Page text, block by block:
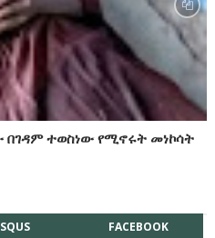
ተወስነው የሚኖሩት መነኮሳት
FACEBOOK